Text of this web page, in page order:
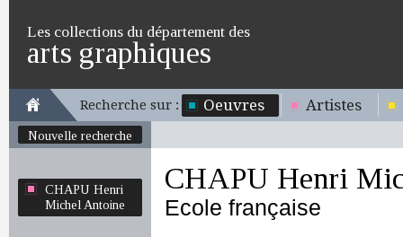
Les collections du département des
arts graphiques
Recherche sur : Oeuvres Artistes
Nouvelle recherche
CHAPU Henri
Michel Antoine
CHAPU Henri
Ecole française